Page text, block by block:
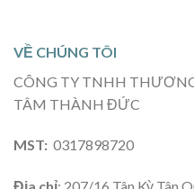
VỀ CHÚNG TÔI
CÔNG TY TNHH
TÂM THÀNH ĐỨC
MST: 0317898720